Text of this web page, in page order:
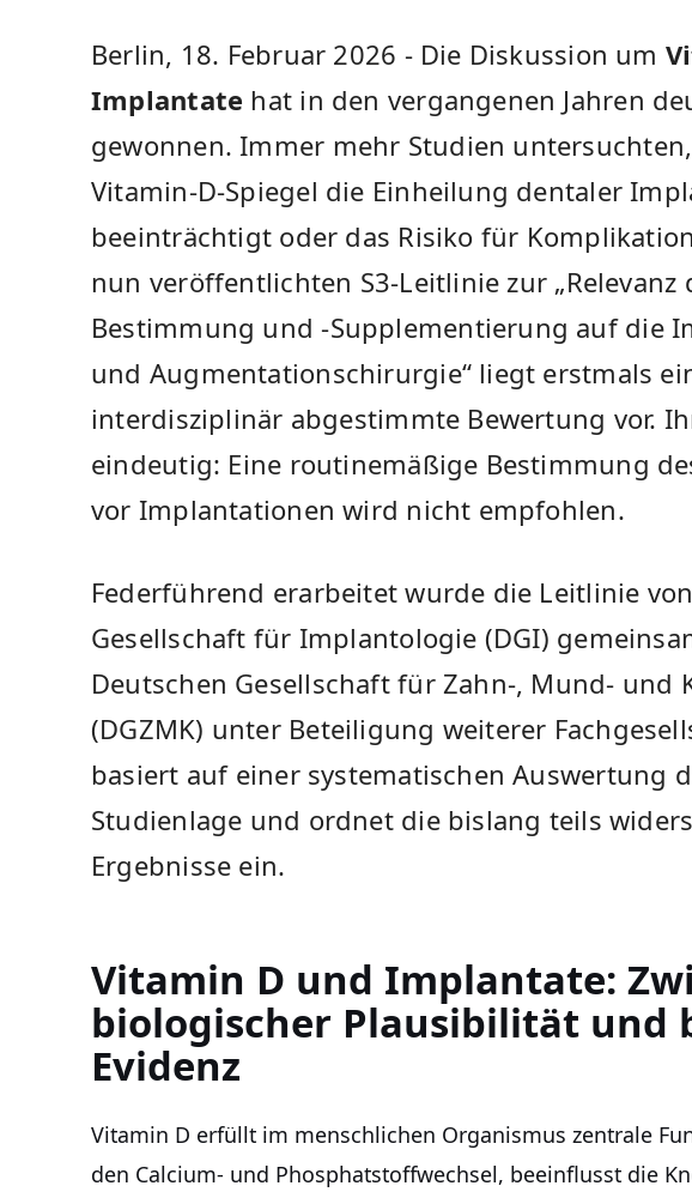
Berlin, 18. Februar 2026 - Die Diskussion um
Implantate hat in den vergangenen Jahren
gewonnen. Immer mehr Studien
Vitamin-D-Spiegel die Einheilung dentaler
beeinträchtigt oder das Risiko für
nun veröffentlichten S3-Leitlinie zur „Relevanz
Bestimmung und -Supplementierung auf die
und Augmentationschirurgie“ liegt erstmals
interdisziplinär abgestimmte Bewertung vor.
eindeutig: Eine routinemäßige Bestimmung
vor Implantationen wird nicht empfohlen.
Federführend erarbeitet wurde die Leitlinie
Gesellschaft für Implantologie (DGI)
Deutschen Gesellschaft für Zahn-, Mund- und
(DGZMK) unter Beteiligung weiterer
basiert auf einer systematischen Auswertung
Studienlage und ordnet die bislang teils
Ergebnisse ein.
Vitamin D und Implantate:
biologischer Plausibilität und
Evidenz
Vitamin D erfüllt im menschlichen Organismus zentrale
den Calcium- und Phosphatstoffwechsel, beeinflusst die